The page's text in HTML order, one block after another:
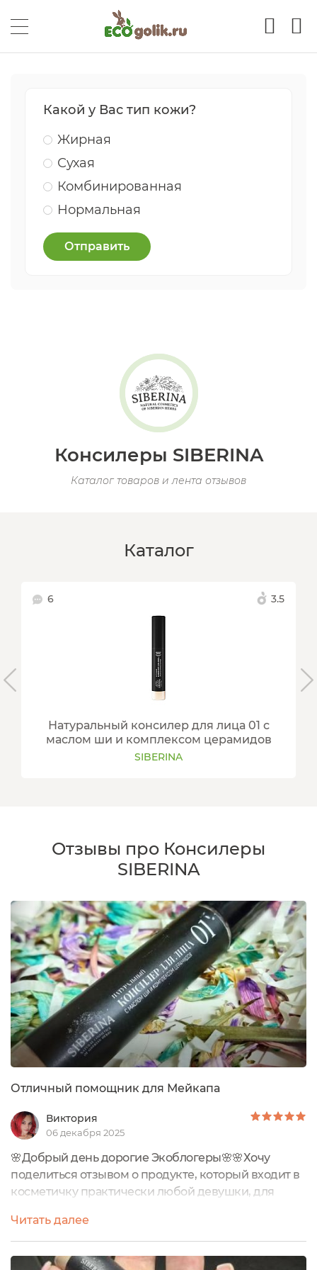
Какой у Вас тип кожи?
Жирная
Сухая
Комбинированная
Нормальная
Отправить
Консилеры SIBERINA
Каталог товаров и лента отзывов
Каталог
6 3.5
Натуральный консилер для лица 01 с
маслом ши и комплексом церамидов
SIBERINA
Отзывы про Консилеры
SIBERINA
Отличный помощник для Мейкапа
Виктория
06 декабря 2025
🌸Добрый день дорогие Экоблогеры🌸🌸Хочу
поделиться отзывом о продукте, который входит в
косметичку практически любой девушки, для
консилер для лица 01 с маслом ши и комплексом
церамидов🌸🌸SIBERINA🌸НАТУРАЛЬНЫЙ
КОНСИЛЕР ДЛЯ ЛИЦА 01 С МАСЛОМ ШИ И
Читать далее